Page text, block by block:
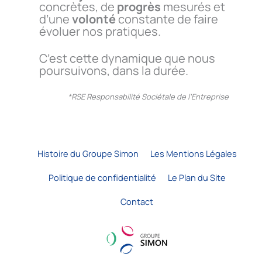
concrètes, de progrès mesurés et
d’unevolontéconstante de faire
évoluer nos pratiques.
C’est cette dynamique que nous
poursuivons, dans la durée.
*RSE Responsabilité Sociétale de l’Entreprise
Histoire du Groupe Simon Les Mentions Légales
Politique de confidentialité Le Plan du Site
Contact